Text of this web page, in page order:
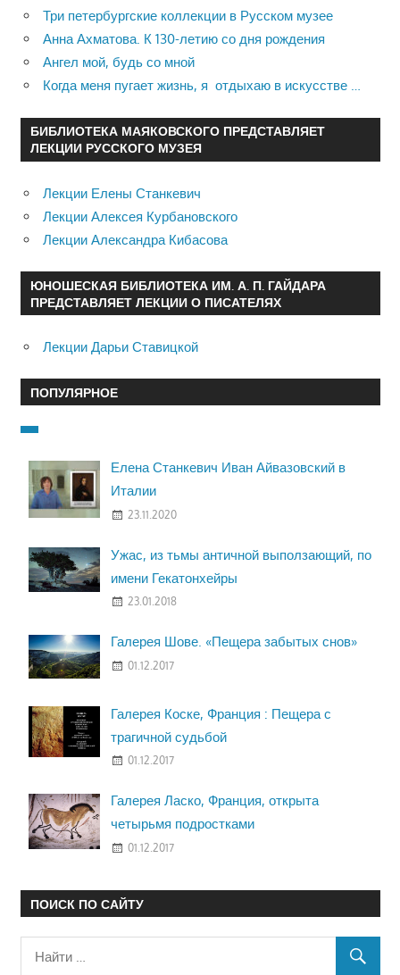
Три петербургские коллекции в Русском музее
Анна Ахматова. К 130-летию со дня рождения
Ангел мой, будь со мной
Когда меня пугает жизнь, я отдыхаю в искусстве …
БИБЛИОТЕКА МАЯКОВСКОГО ПРЕДСТАВЛЯЕТ
ЛЕКЦИИ РУССКОГО МУЗЕЯ
Лекции Елены Станкевич
Лекции Алексея Курбановского
Лекции Александра Кибасова
ЮНОШЕСКАЯ БИБЛИОТЕКА ИМ. А. П. ГАЙДАРА
ПРЕДСТАВЛЯЕТ ЛЕКЦИИ О ПИСАТЕЛЯХ
Лекции Дарьи Ставицкой
ПОПУЛЯРНОЕ
Елена Станкевич Иван Айвазовский в
Италии
23.11.2020
Ужас, из тьмы античной выползающий, по
имени Гекатонхейры
23.01.2018
Галерея Шове. «Пещера забытых снов»
01.12.2017
Галерея Коске, Франция : Пещера с
трагичной судьбой
01.12.2017
Галерея Ласко, Франция, открыта
четырьмя подростками
01.12.2017
ПОИСК ПО САЙТУ